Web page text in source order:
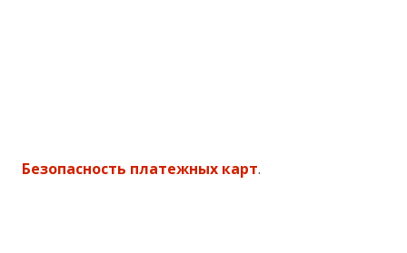
Безопасность платежных карт.